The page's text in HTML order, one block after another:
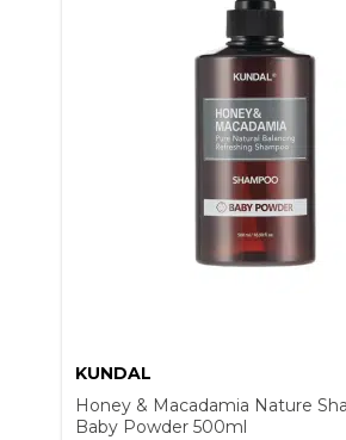
KUNDAL
Honey & Macadamia Nature
Baby Powder 500ml